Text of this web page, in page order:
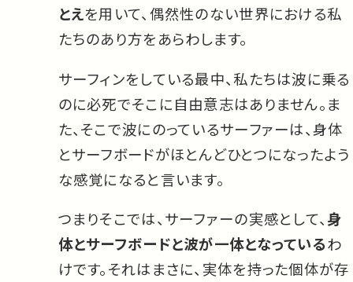
とえを用いて、偶然性のない世界における私
たちのあり方をあらわします。
サーフィンをしている最中、私たちは波に乗る
のに必死でそこに自由意志はありません。ま
た、そこで波にのっているサーファーは、身体
とサーフボードがほとんどひとつになったよう
な感覚になると言います。
つまりそこでは、サーファーの実感として、 身
体とサーフボードと波が一体となっているわ
けです。それはまさに、実体を持った個体が存